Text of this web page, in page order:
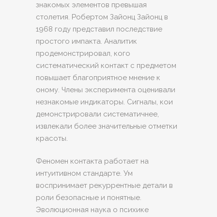
знакомых элементов превышая
столетия. Робертом Зайонц Зайонц в
1968 году представил последствие
простого импакта. Аналитик
продемонстрировал, кого
систематический контакт с предметом
повышает благоприятное мнение к
оному. Члены эксперимента оценивали
незнакомые индикаторы. Сигналы, кои
демонстрировали систематичнее,
извлекали более значительные отметки
красоты.
Феномен контакта работает на
интуитивном стандарте. Ум
воспринимает рекуррентные детали в
роли безопасные и понятные.
Эволюционная наука о психике